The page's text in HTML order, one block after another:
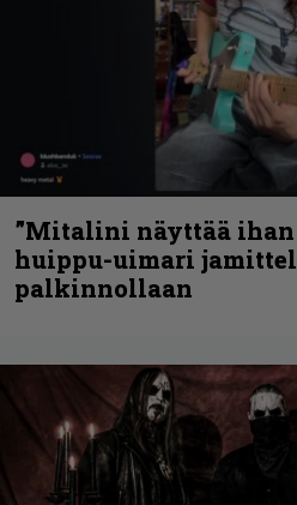
”Mitalini näyttää
huippu-uimari
palkinnollaan